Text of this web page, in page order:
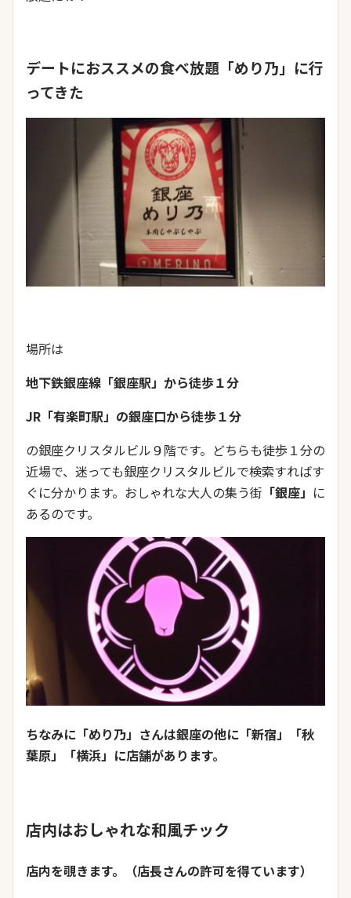
デートにおススメの食べ放題「めり乃」に行
ってきた
場所は
地下鉄銀座線「銀座駅」から徒歩１分
JR「有楽町駅」の銀座口から徒歩１分
の銀座クリスタルビル９階です。どちらも徒歩１分の
近場で、迷っても銀座クリスタルビルで検索すればす
ぐに分かります。おしゃれな大人の集う街 「銀座」 に
あるのです。
ちなみに「めり乃」さんは銀座の他に「新宿」「秋
葉原」「横浜」に店舗があります。
店内はおしゃれな和風チック
店内を覗きます。（店長さんの許可を得ています）